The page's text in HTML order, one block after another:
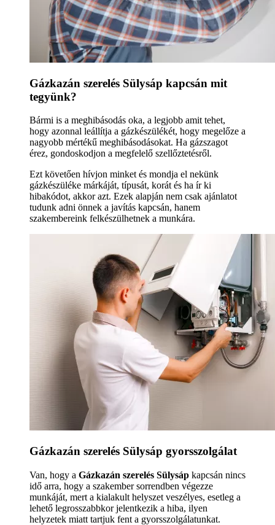
Gázkazán szerelés Sülysáp kapcsán mit
tegyünk?
Bármi is a meghibásodás oka, a legjobb amit tehet,
hogy azonnal leállítja a gázkészülékét, hogy megelőze a
nagyobb mértékű meghibásodásokat. Ha gázszagot
érez, gondoskodjon a megfelelő szellőztetésről.
Ezt követően hívjon minket és mondja el nekünk
gázkészüléke márkáját, típusát, korát és ha ír ki
hibakódot, akkor azt. Ezek alapján nem csak ajánlatot
tudunk adni önnek a javítás kapcsán, hanem
szakembereink felkészülhetnek a munkára.
Gázkazán szerelés Sülysáp gyorsszolgálat
Van, hogy a Gázkazán szerelés Sülysáp kapcsán nincs
idő arra, hogy a szakember sorrendben végezze
munkáját, mert a kialakult helyszet veszélyes, esetleg a
lehető legrosszabbkor jelentkezik a hiba, ilyen
helyzetek miatt tartjuk fent a gyorsszolgálatunkat.